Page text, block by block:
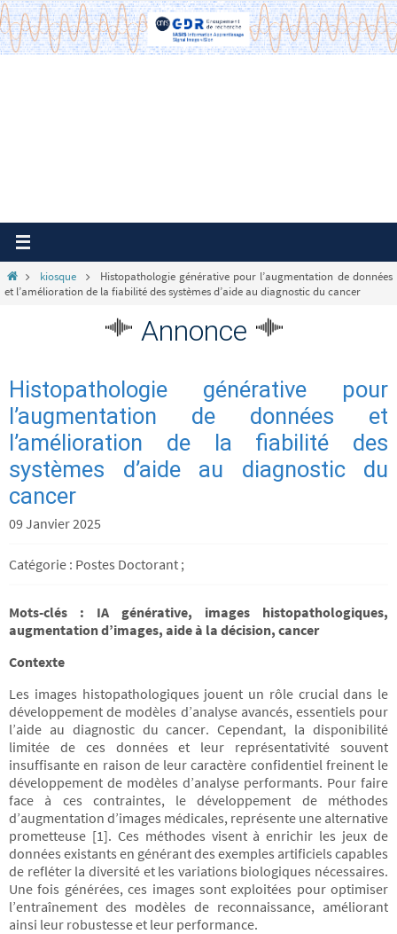
Passer
vers
le
Homekiosque
Histopathologie générative pour l’augmentation de données
et l’amélioration de la fiabilité des systèmes d’aide au diagnostic du cancer
Annonce
Histopathologie générative pour
l’augmentation de données et
l’amélioration de la fiabilité des
systèmes d’aide au diagnostic du
cancer
09 Janvier 2025
Catégorie : Postes Doctorant ;
Mots-clés : IA générative, images histopathologiques,
augmentation d’images, aide à la décision, cancer
Contexte
Les images histopathologiques jouent un rôle crucial dans le
développement de modèles d’analyse avancés, essentiels pour
l’aide au diagnostic du cancer. Cependant, la disponibilité
limitée de ces données et leur représentativité souvent
insuffisante en raison de leur caractère confidentiel freinent le
développement de modèles d’analyse performants. Pour faire
face à ces contraintes, le développement de méthodes
d’augmentation d’images médicales, représente une alternative
prometteuse [1]. Ces méthodes visent à enrichir les jeux de
données existants en générant des exemples artificiels capables
de refléter la diversité et les variations biologiques nécessaires.
Une fois générées, ces images sont exploitées pour optimiser
l’entraînement des modèles de reconnaissance, améliorant
ainsi leur robustesse et leur performance.